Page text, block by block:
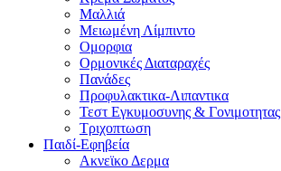
Μαλλιά
Μειωμένη Λίμπιντο
Ομορφια
Ορμονικές Διαταραχές
Πανάδες
Προφυλακτικα-Λιπαντικα
Τεστ Εγκυμοσυνης & Γονιμοτητας
Τριχοπτωση
Παιδί-Εφηβεία
Ακνεϊκο Δερμα